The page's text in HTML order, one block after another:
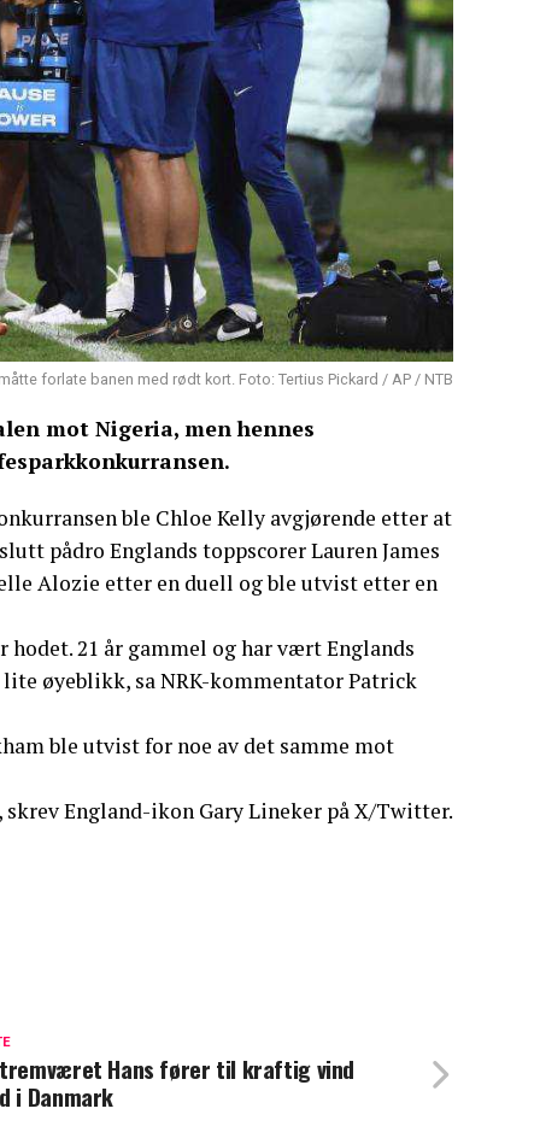
forlate banen med rødt kort. Foto: Tertius Pickard / AP / NTB
mot Nigeria, men hennes
ble Chloe Kelly avgjørende etter at
pådro Englands toppscorer Lauren James
Alozie etter en duell og ble utvist etter en
21 år gammel og har vært Englands
øyeblikk, sa NRK-kommentator Patrick
ble utvist for noe av det samme mot
skrev England-ikon Gary Lineker på X/Twitter.
Hans fører til kraftig vind
i Danmark